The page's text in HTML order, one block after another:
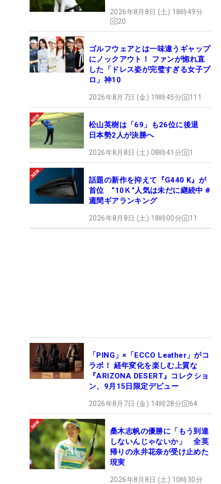
2026年8月8日 (土) 18時49分
20
ゴルフウェアとは一味違うギャップ
にノックアウト！ ファンが惚れ直
した「ドレス姿が完璧すぎる女子プ
ロ」神10
2026年8月7日 (金) 19時45分 111
松山英樹は「69」も26位に後退
日本勢2人が決勝へ
2026年8月8日 (土) 08時41分 1
話題の新作を抑えて『G440 K』が
首位 “10Ｋ”人気は未だに継続中 #
週間ギアランキング
2026年8月8日 (土) 18時00分 11
「PING」×「ECCO Leather」がコ
ラボ！ 経年変化を楽しむ上質な
『ARIZONA DESERT』コレクショ
ン、9月15日限定デビュー
2026年8月7日 (金) 14時28分 64
桑木志帆の優勝に「もう到達
しないんじゃないか」 全英
帰りの永井花奈が受け止めた
現実
2026年8月8日 (土) 10時30分